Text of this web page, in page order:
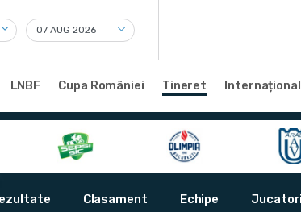
LNBF Cupa României Tineret Internațional
Clasament Echipe Jucatori